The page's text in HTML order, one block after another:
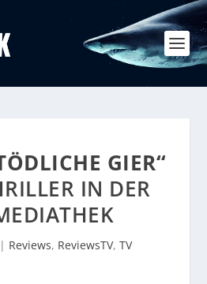
GIER“
IN DER
| Reviews, ReviewsTV, TV